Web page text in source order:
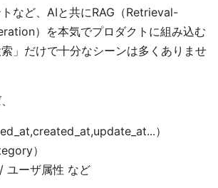
など、AIと共にRAG（Retrieval-
）を本気でプロダクトに組み込む
」だけで十分なシーンは多くありませ
）
）
ユーザ属性 など